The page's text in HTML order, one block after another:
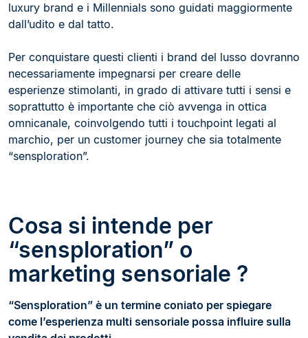
luxury brand e i Millennials sono guidati maggiormente
dall’udito e dal tatto.
Per conquistare questi clienti i brand del lusso dovranno
necessariamente impegnarsi per creare delle
esperienze stimolanti, in grado di attivare tutti i sensi e
soprattutto è importante che ciò avvenga in ottica
omnicanale, coinvolgendo tutti i touchpoint legati al
marchio, per un customer journey che sia totalmente
“sensploration”.
Cosa si intende per
“sensploration” o
marketing sensoriale ?
“Sensploration” è un termine coniato per spiegare
come l’esperienza multi sensoriale possa influire sulla